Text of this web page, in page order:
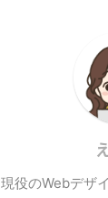
現役のWebデザ